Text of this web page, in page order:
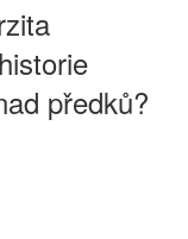
předků?